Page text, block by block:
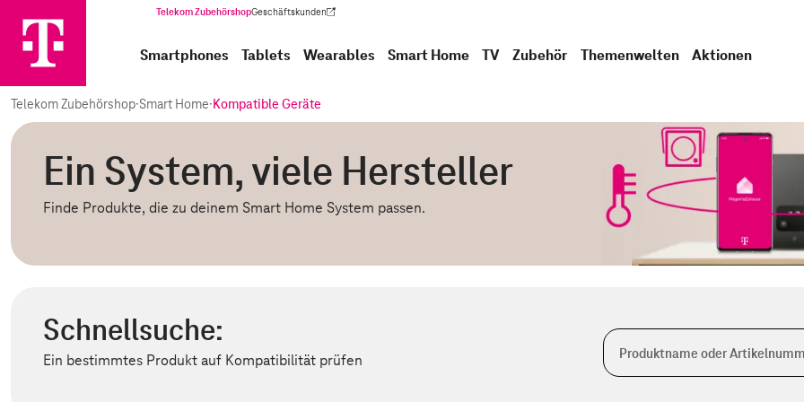
Telekom ZubehörshopGeschäftskunden
(Wird in einem neuen Tab geöffnet)
Smartphones Tablets Wearables Smart Home TV Zubehör Themenwelten Aktionen
Telekom Zubehörshop·Smart Home·Kompatible Geräte
Ein System, viele Hersteller
Finde Produkte, die zu deinem Smart Home System passen.
Schnellsuche:
Ein bestimmtes Produkt auf Kompatibilität prüfen Produktname oder